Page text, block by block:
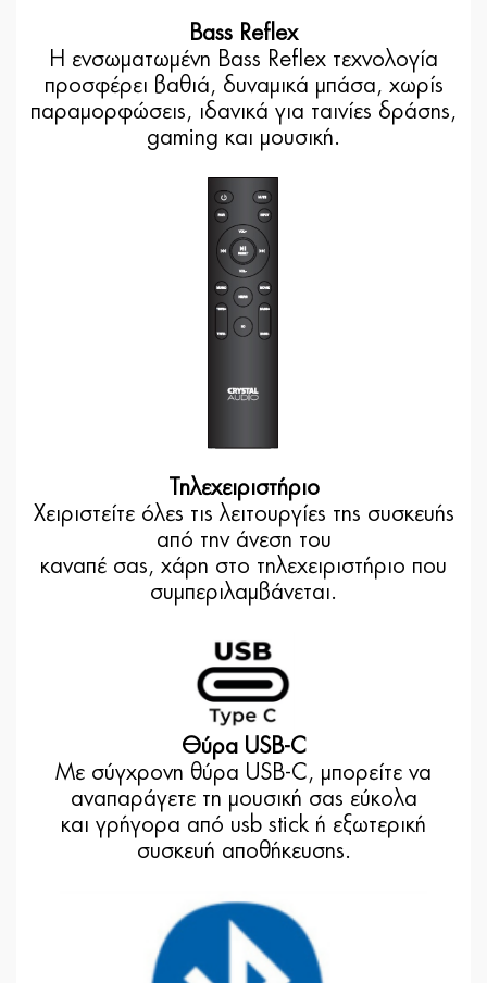
Bass Reflex
Η ενσωματωμένη Bass Reflex τεχνολογία
προσφέρει βαθιά, δυναμικά μπάσα, χωρίς
παραμορφώσεις, ιδανικά για ταινίες δράσης,
gaming και μουσική.
Τηλεχειριστήριο
Χειριστείτε όλες τις λειτουργίες της συσκευής
από την άνεση του
καναπέ σας, χάρη στο τηλεχειριστήριο που
συμπεριλαμβάνεται.
Θύρα USB-C
Με σύγχρονη θύρα USB-C, μπορείτε να
αναπαράγετε τη μουσική σας εύκολα
και γρήγορα από usb stick ή εξωτερική
συσκευή αποθήκευσης.